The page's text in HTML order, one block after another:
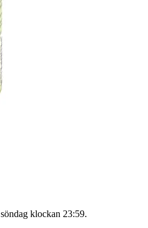
söndag klockan 23:59.